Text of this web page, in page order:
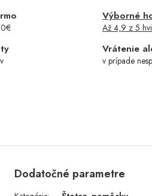
Výborné
Až 4,9 z 5
Vrátenie
v prípade
Dodatočné parametre